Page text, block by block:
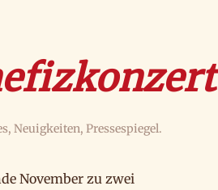
, Neuigkeiten, Pressespiegel.
November zu zwei